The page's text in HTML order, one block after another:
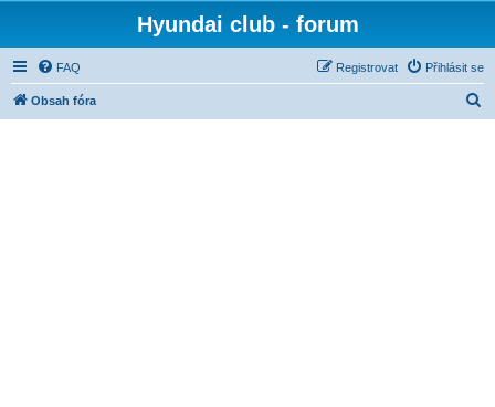
Hyundai club - forum
FAQ Přihlásit se
Registrovat
Obsah fóra